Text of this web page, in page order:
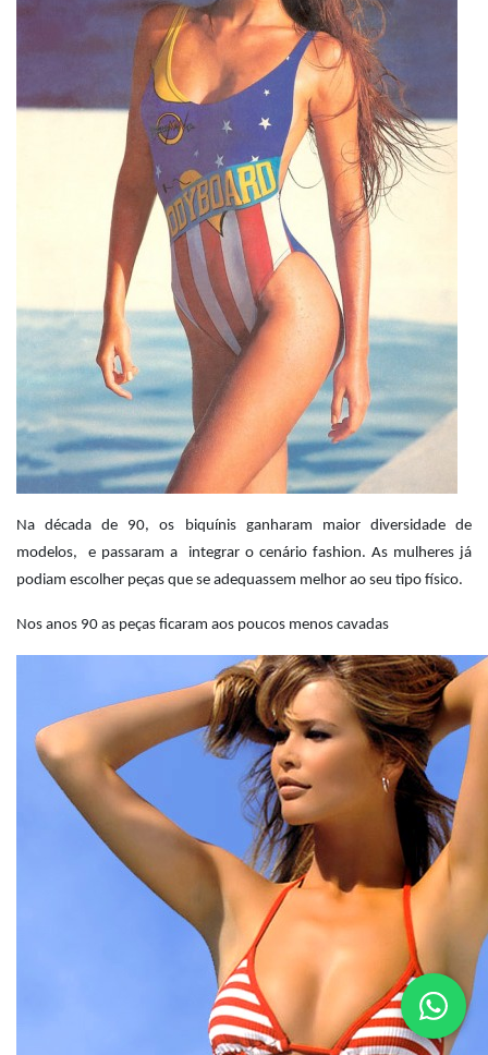
Na década de 90, os biquínis ganharam maior diversidade de
modelos, e passaram a integrar o cenário fashion. As mulheres já
podiam escolher peças que se adequassem melhor ao seu tipo físico.
Nos anos 90 as peças ficaram aos poucos menos cavadas